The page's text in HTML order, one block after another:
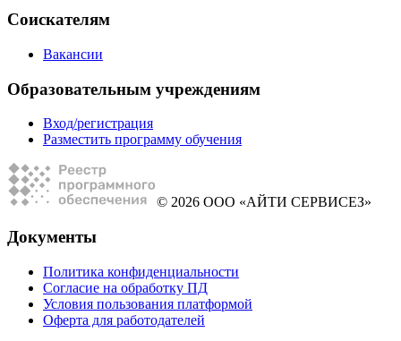
Соискателям
Вакансии
Образовательным учреждениям
Вход/регистрация
Разместить программу обучения
© 2026 ООО «АЙТИ СЕРВИСЕЗ»
Документы
Политика конфиденциальности
Согласие на обработку ПД
Условия пользования платформой
Оферта для работодателей